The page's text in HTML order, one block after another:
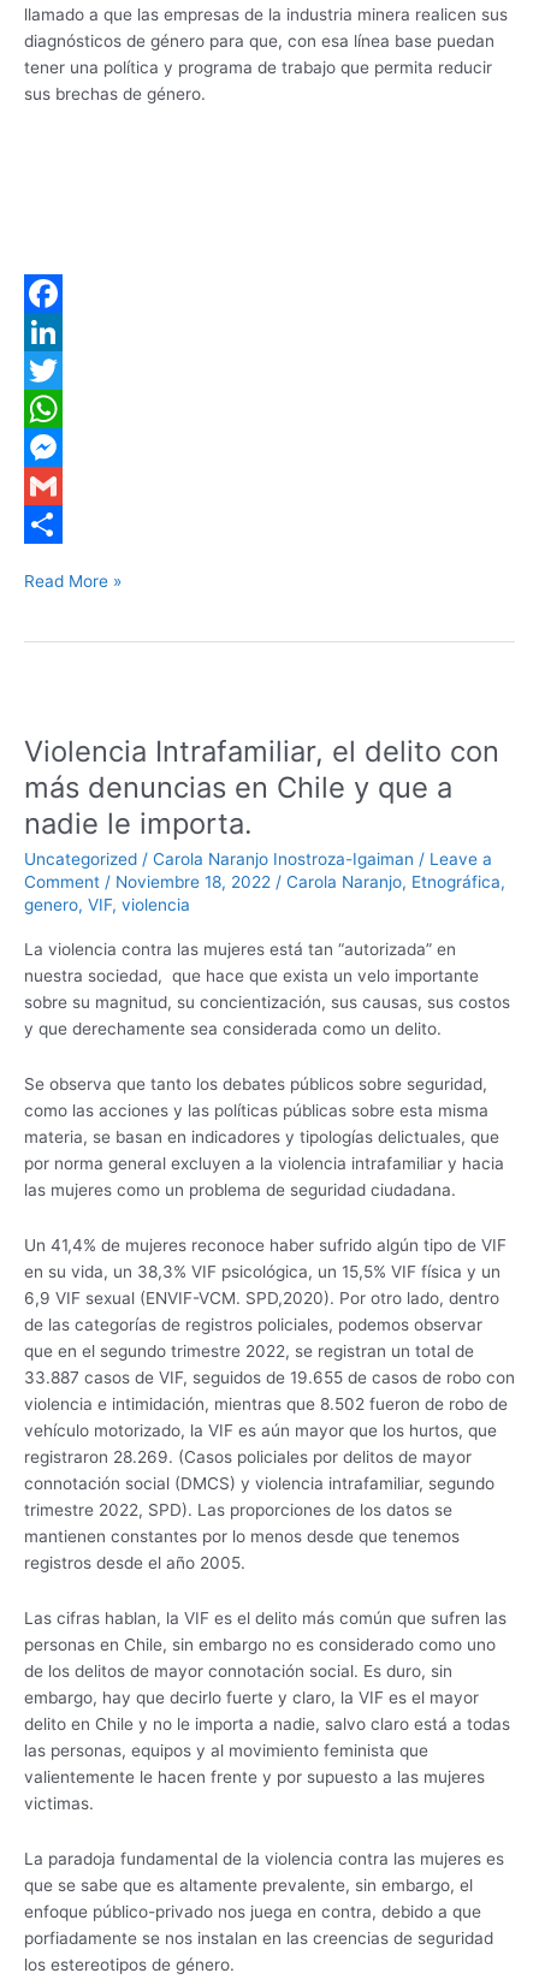
llamado a que las empresas de la industria minera realicen sus
diagnósticos de género para que, con esa línea base puedan
tener una política y programa de trabajo que permita reducir
sus brechas de género.
F
a
c
e
b
o
L
n
k
e
n
T
w
r
W
h
a
A
M
e
e
e
r
G
ia
Read More »
Violencia Intrafamiliar, el delito con
más denuncias en Chile y que a
nadie le importa.
Uncategorized / Carola Naranjo Inostroza-Igaiman / Leave a
Comment / Noviembre 18, 2022 / Carola Naranjo, Etnográfica,
genero, VIF, violencia
La violencia contra las mujeres está tan “autorizada” en
nuestra sociedad, que hace que exista un velo importante
sobre su magnitud, su concientización, sus causas, sus costos
y que derechamente sea considerada como un delito.
Se observa que tanto los debates públicos sobre seguridad,
como las acciones y las políticas públicas sobre esta misma
materia, se basan en indicadores y tipologías delictuales, que
por norma general excluyen a la violencia intrafamiliar y hacia
las mujeres como un problema de seguridad ciudadana.
Un 41,4% de mujeres reconoce haber sufrido algún tipo de VIF
en su vida, un 38,3% VIF psicológica, un 15,5% VIF física y un
6,9 VIF sexual (ENVIF-VCM. SPD,2020). Por otro lado, dentro
de las categorías de registros policiales, podemos observar
que en el segundo trimestre 2022, se registran un total de
33.887 casos de VIF, seguidos de 19.655 de casos de robo con
violencia e intimidación, mientras que 8.502 fueron de robo de
vehículo motorizado, la VIF es aún mayor que los hurtos, que
registraron 28.269. (Casos policiales por delitos de mayor
connotación social (DMCS) y violencia intrafamiliar, segundo
trimestre 2022, SPD). Las proporciones de los datos se
mantienen constantes por lo menos desde que tenemos
registros desde el año 2005.
Las cifras hablan, la VIF es el delito más común que sufren las
personas en Chile, sin embargo no es considerado como uno
de los delitos de mayor connotación social. Es duro, sin
embargo, hay que decirlo fuerte y claro, la VIF es el mayor
delito en Chile y no le importa a nadie, salvo claro está a todas
las personas, equipos y al movimiento feminista que
valientemente le hacen frente y por supuesto a las mujeres
victimas.
La paradoja fundamental de la violencia contra las mujeres es
que se sabe que es altamente prevalente, sin embargo, el
enfoque público-privado nos juega en contra, debido a que
porfiadamente se nos instalan en las creencias de seguridad
los estereotipos de género.
el
delito
con
más
denuncias
en
Chile
que
a
nadie
le